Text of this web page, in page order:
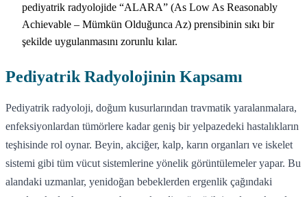
pediyatrik radyolojide “ALARA” (As Low As Reasonably
Achievable – Mümkün Olduğunca Az) prensibinin sıkı bir
şekilde uygulanmasını zorunlu kılar.
Pediyatrik Radyolojinin Kapsamı
Pediyatrik radyoloji, doğum kusurlarından travmatik yaralanmalara,
enfeksiyonlardan tümörlere kadar geniş bir yelpazedeki hastalıkların
teşhisinde rol oynar. Beyin, akciğer, kalp, karın organları ve iskelet
sistemi gibi tüm vücut sistemlerine yönelik görüntülemeler yapar. Bu
alandaki uzmanlar, yenidoğan bebeklerden ergenlik çağındaki